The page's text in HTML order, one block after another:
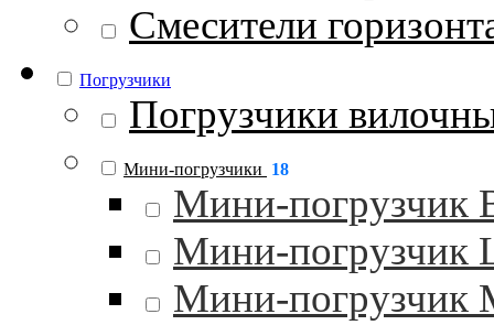
Смесители
Погрузчики
Погрузчики
Мини-погрузчики 18
Мини-погрузчик
Мини-погрузчик
Мини-погрузчик